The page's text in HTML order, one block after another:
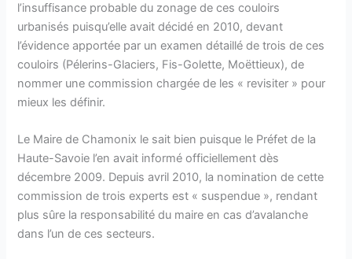
l’insuffisance probable du zonage de ces couloirs
urbanisés puisqu’elle avait décidé en 2010, devant
l’évidence apportée par un examen détaillé de trois de ces
couloirs (Pélerins-Glaciers, Fis-Golette, Moëttieux), de
nommer une commission chargée de les « revisiter » pour
mieux les définir.
Le Maire de Chamonix le sait bien puisque le Préfet de la
Haute-Savoie l’en avait informé officiellement dès
décembre 2009. Depuis avril 2010, la nomination de cette
commission de trois experts est « suspendue », rendant
plus sûre la responsabilité du maire en cas d’avalanche
dans l’un de ces secteurs.